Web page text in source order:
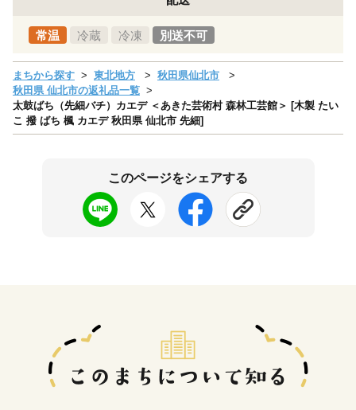
常温 冷蔵 冷凍 別送不可
まちから探す 東北地方
秋田県仙北市
秋田県 仙北市の返礼品一覧
太鼓ばち（先細バチ）カエデ ＜あきた芸術村 森林工芸館＞ [木製 たい
こ 撥 ばち 楓 カエデ 秋田県 仙北市 先細]
このページをシェアする